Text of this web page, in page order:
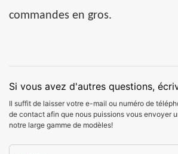
commandes en gros.
Si vous avez d'autres questions,
Il suffit de laisser votre e-mail ou numéro de
de contact afin que nous puissions vous envoyer
notre large gamme de modèles!